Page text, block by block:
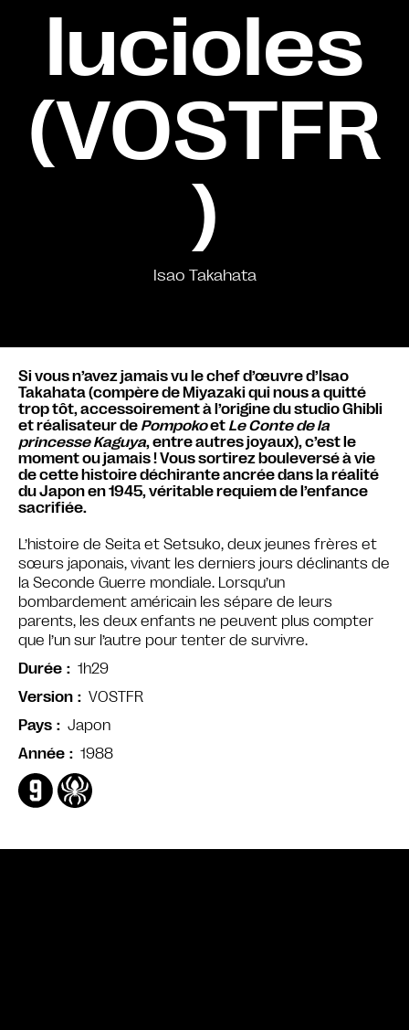
lucioles
(VOSTFR
)
Isao Takahata
Si vous n’avez jamais vu le chef d’œuvre d’Isao
Takahata (compère de Miyazaki qui nous a quitté
trop tôt, accessoirement à l’origine du studio Ghibli
et réalisateur de Pompokoet Le Conte de la
princesse Kaguya, entre autres joyaux), c’est le
moment ou jamais ! Vous sortirez bouleversé à vie
de cette histoire déchirante ancrée dans la réalité
du Japon en 1945, véritable requiem de l’enfance
sacrifiée.
L’histoire de Seita et Setsuko, deux jeunes frères et
sœurs japonais, vivant les derniers jours déclinants de
la Seconde Guerre mondiale. Lorsqu’un
bombardement américain les sépare de leurs
parents, les deux enfants ne peuvent plus compter
que l’un sur l’autre pour tenter de survivre.
Durée
1h29
Version
VOSTFR
Pays
Japon
Année
1988